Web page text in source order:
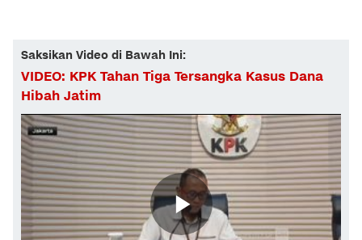
Saksikan Video di Bawah Ini:
VIDEO: KPK Tahan Tiga Tersangka Kasus Dana
Hibah Jatim